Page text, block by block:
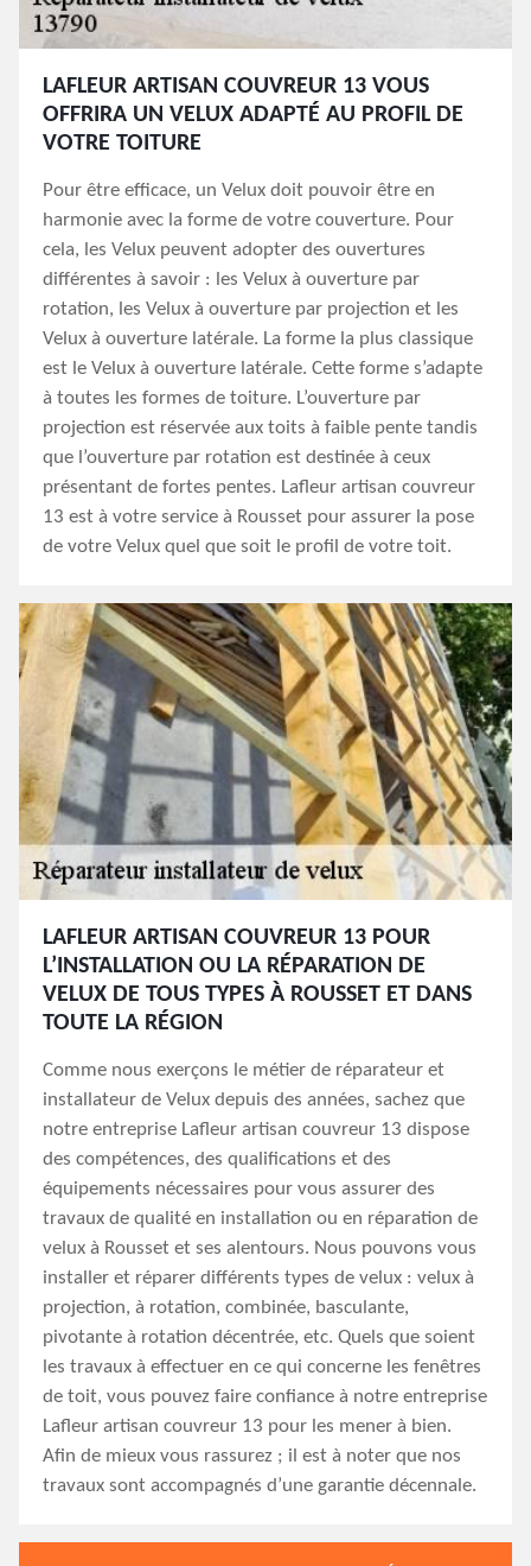
LAFLEUR ARTISAN COUVREUR 13 VOUS
OFFRIRA UN VELUX ADAPTÉ AU PROFIL DE
VOTRE TOITURE
Pour être efficace, un Velux doit pouvoir être en
harmonie avec la forme de votre couverture. Pour
cela, les Velux peuvent adopter des ouvertures
différentes à savoir : les Velux à ouverture par
rotation, les Velux à ouverture par projection et les
Velux à ouverture latérale. La forme la plus classique
est le Velux à ouverture latérale. Cette forme s’adapte
à toutes les formes de toiture. L’ouverture par
projection est réservée aux toits à faible pente tandis
que l’ouverture par rotation est destinée à ceux
présentant de fortes pentes. Lafleur artisan couvreur
13 est à votre service à Rousset pour assurer la pose
de votre Velux quel que soit le profil de votre toit.
LAFLEUR ARTISAN COUVREUR 13 POUR
L’INSTALLATION OU LA RÉPARATION DE
VELUX DE TOUS TYPES À ROUSSET ET DANS
TOUTE LA RÉGION
Comme nous exerçons le métier de réparateur et
installateur de Velux depuis des années, sachez que
notre entreprise Lafleur artisan couvreur 13 dispose
des compétences, des qualifications et des
équipements nécessaires pour vous assurer des
travaux de qualité en installation ou en réparation de
velux à Rousset et ses alentours. Nous pouvons vous
installer et réparer différents types de velux : velux à
projection, à rotation, combinée, basculante,
pivotante à rotation décentrée, etc. Quels que soient
les travaux à effectuer en ce qui concerne les fenêtres
de toit, vous pouvez faire confiance à notre entreprise
Lafleur artisan couvreur 13 pour les mener à bien.
Afin de mieux vous rassurez ; il est à noter que nos
travaux sont accompagnés d’une garantie décennale.